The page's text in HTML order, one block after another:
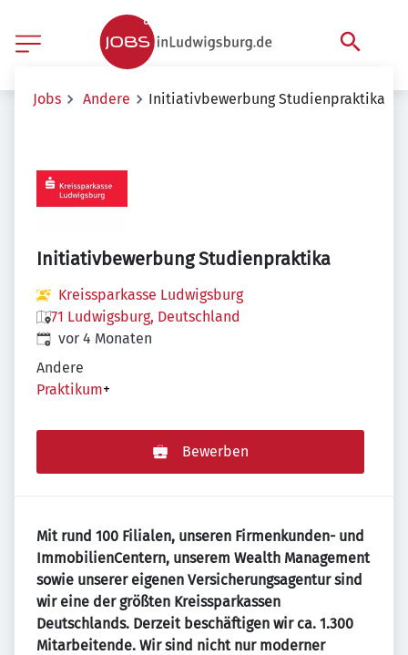
Jobs Andere Initiativbewerbung Studienpraktika
Initiativbewerbung Studienpraktika
Kreissparkasse Ludwigsburg
71 Ludwigsburg, Deutschland
Veröffentlicht:
vor 4 Monaten
Andere
Praktikum+
Bewerben
Mit rund 100 Filialen, unseren Firmenkunden- und
ImmobilienCentern, unserem Wealth Management
sowie unserer eigenen Versicherungsagentur sind
wir eine der größten Kreissparkassen
Deutschlands. Derzeit beschäftigen wir ca. 1.300
Mitarbeitende. Wir sind nicht nur moderner